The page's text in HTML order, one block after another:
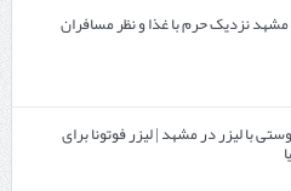
با لیزر در مشهد | لیزر فوتونا برای